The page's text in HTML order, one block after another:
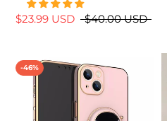
$23.99 USD $40.00 USD
-46%